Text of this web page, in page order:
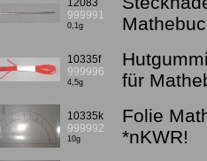
12083
999991
0,1g
10335f
999996
4,5g
für
10335k
999992
10g
Folie
*nKWR!